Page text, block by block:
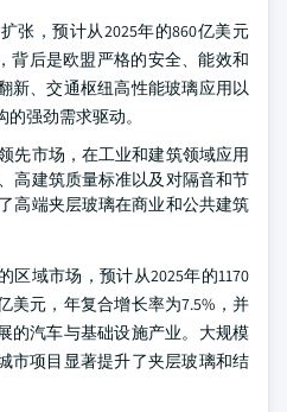
张，预计从2025年的860亿美元
背后是欧盟严格的安全、能效和
新、交通枢纽高性能玻璃应用以
强劲需求驱动。
先市场，在工业和建筑领域应用
高建筑质量标准以及对隔音和节
高端夹层玻璃在商业和公共建筑
区域市场，预计从2025年的1170
美元，年复合增长率为7.5%，并
的汽车与基础设施产业。大规模
市项目显著提升了夹层玻璃和结